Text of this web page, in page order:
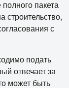
пакета
строительство,
с
подать
отвечает за
может быть